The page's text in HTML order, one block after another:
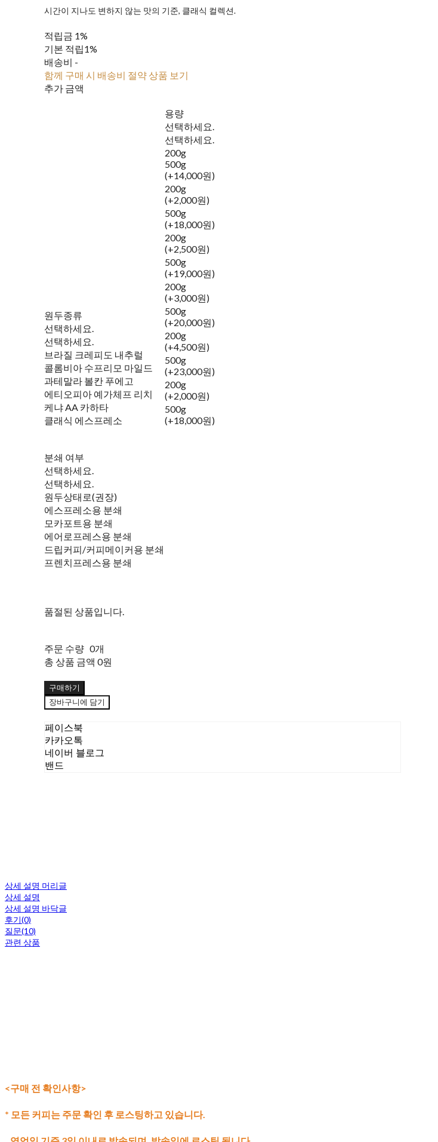
시간이 지나도 변하지 않는 맛의 기준, 클래식 컬렉션.
적립금 1%
기본 적립1%
배송비 -
함께 구매 시 배송비 절약 상품 보기
추가 금액
원두종류
선택하세요.
선택하세요.
브라질 크레피도 내추럴
콜롬비아 수프리모 마일드
과테말라 볼칸 푸에고
에티오피아 예가체프 리치
케냐 AA 카하타
클래식 에스프레소
용량
선택하세요.
선택하세요.
200g
500g
(+14,000원)
200g
(+2,000원)
500g
(+18,000원)
200g
(+2,500원)
500g
(+19,000원)
200g
(+3,000원)
500g
(+20,000원)
200g
(+4,500원)
500g
(+23,000원)
200g
(+2,000원)
500g
(+18,000원)
분쇄 여부
선택하세요.
선택하세요.
원두상태로(권장)
에스프레소용 분쇄
모카포트용 분쇄
에어로프레스용 분쇄
드립커피/커피메이커용 분쇄
프렌치프레스용 분쇄
품절된 상품입니다.
주문 수량 0개
총 상품 금액 0원
구매하기
장바구니에 담기
페이스북
카카오톡
네이버 블로그
밴드
상세 설명 머리글
상세 설명
상세 설명 바닥글
후기(0)
질문(10)
관련 상품
<구매 전 확인사항>
* 모든 커피는 주문 확인 후 로스팅하고 있습니다.